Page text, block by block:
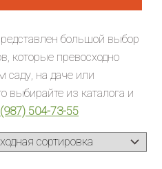
большой выбор
которые превосходно
саду, на даче или
выбирайте из каталога и
504-73-55